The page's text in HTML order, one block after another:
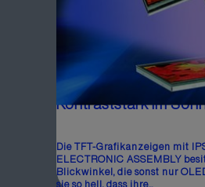
Kontraststark im
Die TFT-Grafikanzeigen mit
ELECTRONIC ASSEMBLY
Blickwinkel, die sonst nur
sie so hell, dass ihre...